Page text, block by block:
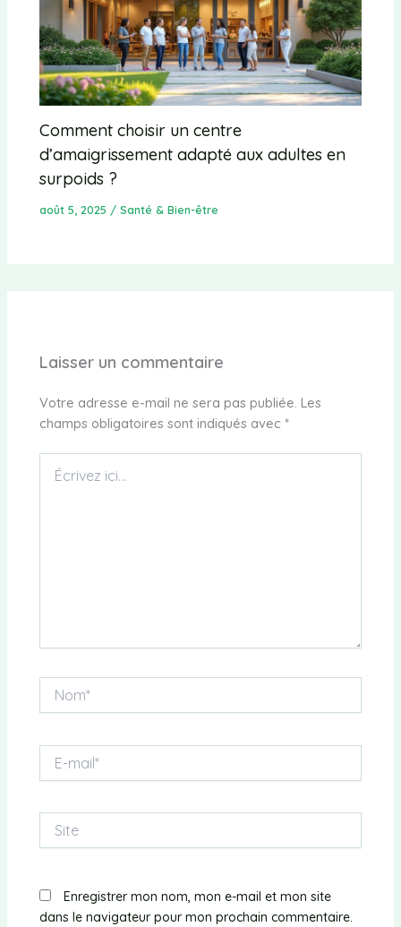
Comment choisir un centre
d’amaigrissement adapté aux adultes en
surpoids ?
août 5, 2025 /Santé & Bien-être
Laisser un commentaire
Votre adresse e-mail ne sera pas publiée. Les
champs obligatoires sont indiqués avec *
ici…
mail*
Enregistrer mon nom, mon e-mail et mon site
dans le navigateur pour mon prochain commentaire.